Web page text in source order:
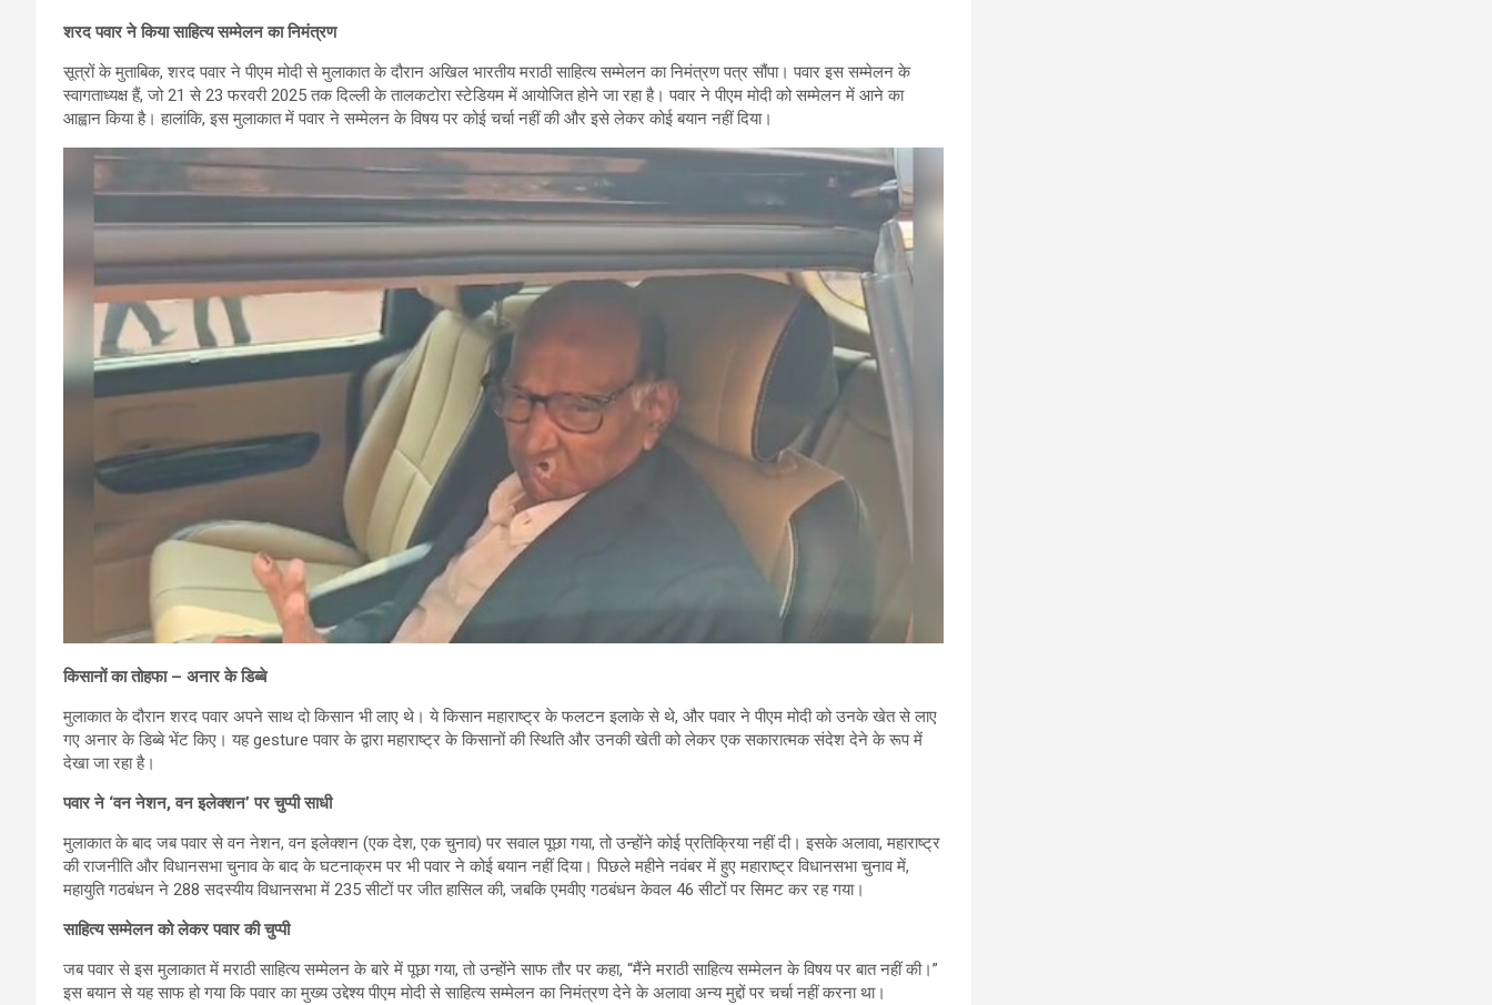
शरद पवार ने किया साहित्य सम्मेलन का निमंत्रण
सूत्रों के मुताबिक, शरद पवार ने पीएम मोदी से मुलाकात के दौरान अखिल भारतीय मराठी साहित्य सम्मेलन का निमंत्रण पत्र सौंपा। पवार इस सम्मेलन के
स्वागताध्यक्ष हैं, जो 21 से 23 फरवरी 2025 तक दिल्ली के तालकटोरा स्टेडियम में आयोजित होने जा रहा है। पवार ने पीएम मोदी को सम्मेलन में आने का
आह्वान किया है। हालांकि, इस मुलाकात में पवार ने सम्मेलन के विषय पर कोई चर्चा नहीं की और इसे लेकर कोई बयान नहीं दिया।
किसानों का तोहफा – अनार के डिब्बे
मुलाकात के दौरान शरद पवार अपने साथ दो किसान भी लाए थे। ये किसान महाराष्ट्र के फलटन इलाके से थे, और पवार ने पीएम मोदी को उनके खेत से लाए
गए अनार के डिब्बे भेंट किए। यह gesture पवार के द्वारा महाराष्ट्र के किसानों की स्थिति और उनकी खेती को लेकर एक सकारात्मक संदेश देने के रूप में
देखा जा रहा है।
पवार ने ‘वन नेशन, वन इलेक्शन’ पर चुप्पी साधी
मुलाकात के बाद जब पवार से वन नेशन, वन इलेक्शन (एक देश, एक चुनाव) पर सवाल पूछा गया, तो उन्होंने कोई प्रतिक्रिया नहीं दी। इसके अलावा, महाराष्ट्र
की राजनीति और विधानसभा चुनाव के बाद के घटनाक्रम पर भी पवार ने कोई बयान नहीं दिया। पिछले महीने नवंबर में हुए महाराष्ट्र विधानसभा चुनाव में,
महायुति गठबंधन ने 288 सदस्यीय विधानसभा में 235 सीटों पर जीत हासिल की, जबकि एमवीए गठबंधन केवल 46 सीटों पर सिमट कर रह गया।
साहित्य सम्मेलन को लेकर पवार की चुप्पी
जब पवार से इस मुलाकात में मराठी साहित्य सम्मेलन के बारे में पूछा गया, तो उन्होंने साफ तौर पर कहा, “मैंने मराठी साहित्य सम्मेलन के विषय पर बात नहीं की।”
इस बयान से यह साफ हो गया कि पवार का मुख्य उद्देश्य पीएम मोदी से साहित्य सम्मेलन का निमंत्रण देने के अलावा अन्य मुद्दों पर चर्चा नहीं करना था।